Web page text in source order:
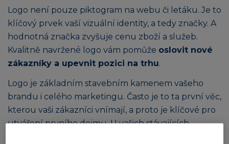
Logo není pouze piktogram na webu či letáku. Je to
klíčový prvek vaší vizuální identity, a tedy značky. A
hodnotná značka zvyšuje cenu zboží a služeb.
Kvalitně navržené logo vám pomůže oslovit nové
zákazníky a upevnit pozici na trhu.
Logo je základním stavebním kamenem vašeho
brandu i celého marketingu. Často je to ta první věc,
kterou vaši zákazníci vnímají, a proto je klíčové pro
utváření prvního dojmu. U vašich stávajících